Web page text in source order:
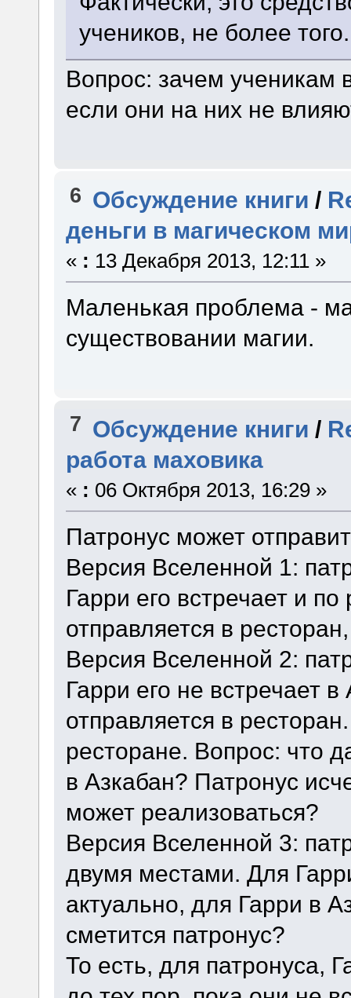
учеников, не более того.
Вопрос: зачем ученикам
если они на них не
6 Обсуждение книги /
деньги в магическом
« : 13 Декабря 2013, 12:11 »
Маленькая проблема -
существовании магии.
7 Обсуждение книги /
работа маховика
« : 06 Октября 2013, 16:29 »
Патронус может
Версия Вселенной 1:
Гарри его встречает и
отправляется в
Версия Вселенной 2:
Гарри его не встречает
отправляется в
ресторане. Вопрос: что
в Азкабан? Патронус
может реализоваться?
Версия Вселенной 3:
двумя местами. Для
актуально, для Гарри в
сметится патронус?
То есть, для патронуса,